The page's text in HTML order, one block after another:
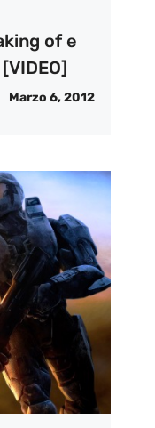
of e
Marzo 6, 2012